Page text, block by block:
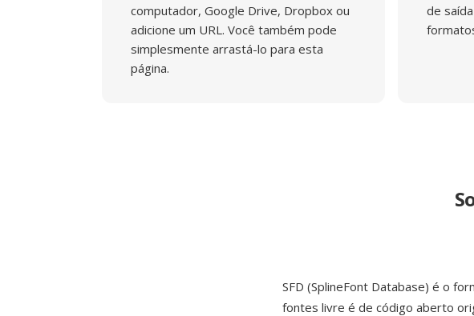
computador, Google Drive, Dropbox ou
adicione um URL. Você também pode
simplesmente arrastá-lo para esta
página.
de
SFD (SplineFont Database) é o
fontes livre é de código aberto